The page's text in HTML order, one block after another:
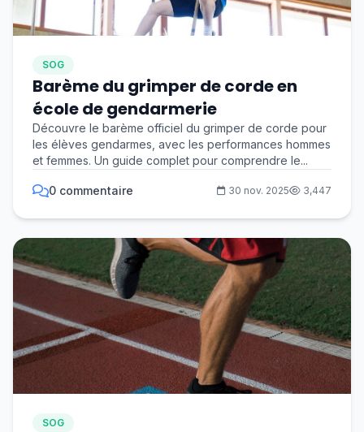
SOG
Barème du grimper de corde en
école de gendarmerie
Découvre le barème officiel du grimper de corde pour
les élèves gendarmes, avec les performances hommes
et femmes. Un guide complet pour comprendre le...
0 commentaire 30 nov. 2025 3,447
SOG